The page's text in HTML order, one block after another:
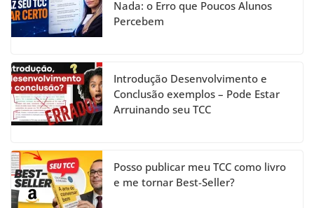
o
o
k
m n b
e
h
a
n
el
Nada: o Erro que Poucos Alunos
Percebem
Introdução Desenvolvimento e
Conclusão exemplos – Pode Estar
Arruinando seu TCC
Posso publicar meu TCC como livro
e me tornar Best-Seller?